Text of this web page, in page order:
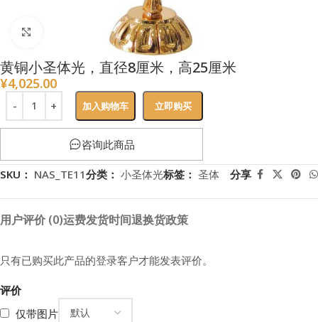
黄铜小圣体光，直径8厘米，高25厘米
¥4,025.00
加入购物车 立即购买
咨询此商品
SKU： NAS_TE11分类： 小圣体光标签： 圣体 分享
用户评价 (0)运费发货时间退换货政策
评价
仅带图片
只有已购买此产品的登录客户才能发表评价。